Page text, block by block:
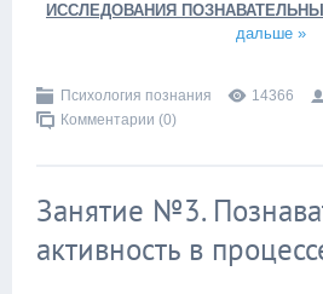
ИССЛЕДОВАНИЯ
дальше »
Психология познания 14366
Комментарии (0)
Занятие №3.
активность в